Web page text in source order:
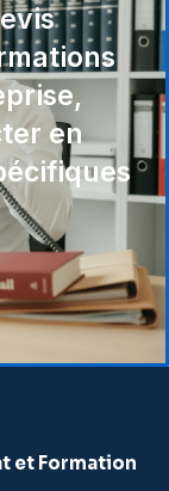
en
et Formation